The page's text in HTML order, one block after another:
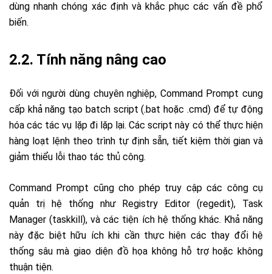
dùng nhanh chóng xác định và khắc phục các vấn đề phổ
biến.
2.2. Tính năng nâng cao
Đối với người dùng chuyên nghiệp, Command Prompt cung
cấp khả năng tạo batch script (.bat hoặc .cmd) để tự động
hóa các tác vụ lặp đi lặp lại. Các script này có thể thực hiện
hàng loạt lệnh theo trình tự định sẵn, tiết kiệm thời gian và
giảm thiểu lỗi thao tác thủ công.
Command Prompt cũng cho phép truy cập các công cụ
quản trị hệ thống như Registry Editor (regedit), Task
Manager (taskkill), và các tiện ích hệ thống khác. Khả năng
này đặc biệt hữu ích khi cần thực hiện các thay đổi hệ
thống sâu mà giao diện đồ họa không hỗ trợ hoặc không
thuận tiện.